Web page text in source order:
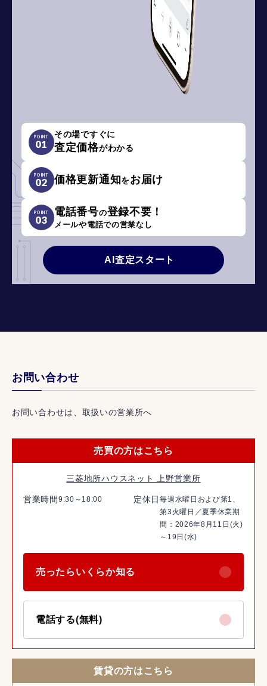
POINT
01
その場ですぐに
査定価格がわかる
POINT
02 価格更新通知をお届け
POINT
03
電話番号の登録不要！
メールや電話での営業なし
AI査定スタート
お問い合わせ
お問い合わせは、取扱いの営業所へ
売買の方はこちら
三菱地所ハウスネット 上野営業所
営業時間 9:30～18:00 定休日毎週水曜日および第1、
第3火曜日／夏季休業期
間：2026年8月11日(火)
～19日(水)
売ったらいくらか知る
電話する(無料)
賃貸の方はこちら